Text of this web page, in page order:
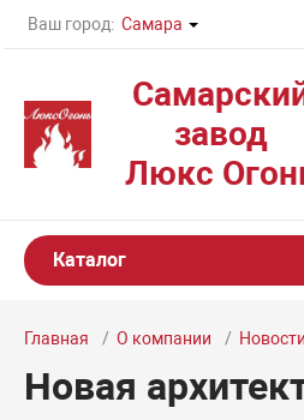
Ваш город: Самара
завод
Люкс
Каталог
Главная О компании Новости
Новая